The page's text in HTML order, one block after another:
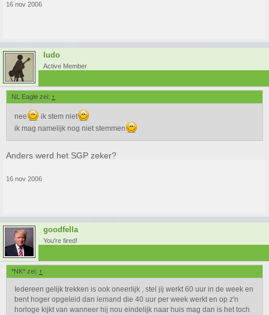
16 nov 2006
ludo
Active Member
NL Eagle zei: ↑
nee
ik stem niet
ik mag namelijk nog niet stemmen
Anders werd het SGP zeker?
16 nov 2006
goodfella
You're fired!
*NK* zei: ↑
Iedereen gelijk trekken is ook oneerlijk , stel jij werkt 60 uur in de week en
bent hoger opgeleid dan iemand die 40 uur per week werkt en op z'n
horloge kijkt van wanneer hij nou eindelijk naar huis mag dan is het toch